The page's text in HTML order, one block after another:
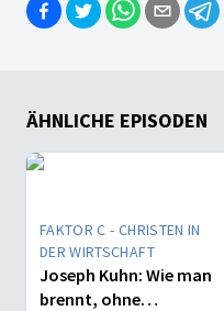
ÄHNLICHE EPISODEN
FAKTOR C - CHRISTEN IN
DER WIRTSCHAFT
Joseph Kuhn: Wie man
brennt, ohne